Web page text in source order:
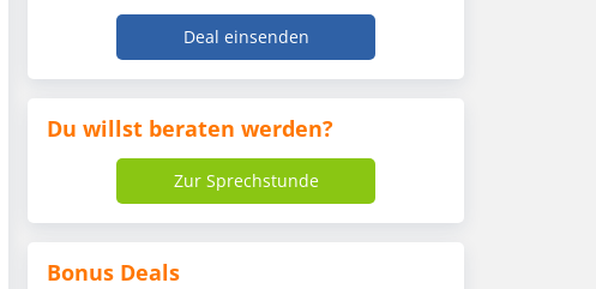
Deal einsenden
Du willst beraten werden?
Zur Sprechstunde
Bonus Deals